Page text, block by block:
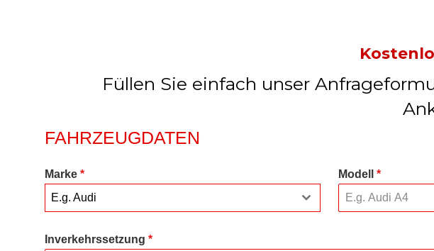
Füllen Sie einfach unser
FAHRZEUGDATEN
Marke *
E.g. Audi
Modell*
Inverkehrssetzung *